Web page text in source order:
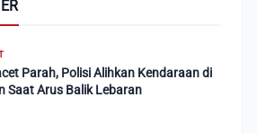
Parah, Polisi Alihkan Kendaraan di
Saat Arus Balik Lebaran